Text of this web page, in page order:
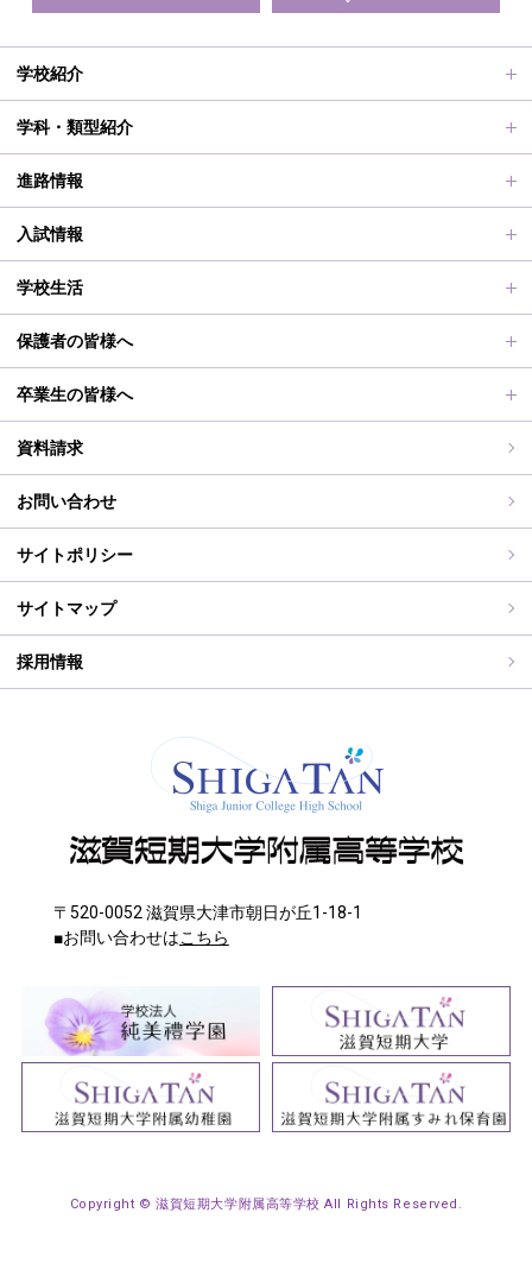
学校紹介
ごあいさつ、沿革
動画で見る学校案内、SUMIRE100-Fes
施設紹介
アクセス
め対策基本方針
学科・類型紹介
普通科Ⅱ類
普通科Ⅰ類
滋賀短での学び
進路情報
進路サポート
合格者メッセージ
進路実績
滋賀短期大学への推薦制度
入試情報
オープンスクール
オープンスクールレポート
2026年度（令和8年度）募集概要
過去の入試問題
学校生活
部活動、生徒会行事
制服紹介
海外研修旅行
学校行事
保護者の皆様へ
保護者の皆様へ
PT通信
卒業生の皆様へ
各種証明書交付について
同窓会事務局よりお知らせ
同窓会報（すみれ）、すみれweb
ご住所変更
資料請求
お問い合わせ
サイトポリシー
サイトマップ
採用情報
〒520-0052 滋賀県大津市朝日が丘1-18-1
■お問い合わせはこちら
Copyright © 滋賀短期大学附属高等学校 All Rights Reserved.